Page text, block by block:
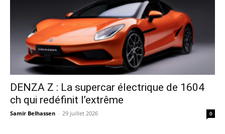
DENZA Z : La supercar électrique de 1604
ch qui redéfinit l’extrême
Samir Belhassen - 29 juillet 2026 0